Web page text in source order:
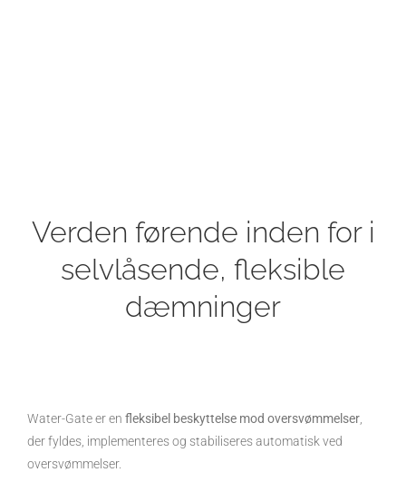
Verden førende inden for i
selvlåsende, fleksible
dæmninger
Water-Gate er en fleksibel beskyttelse mod oversvømmelser
der fyldes, implementeres og stabiliseres automatisk ved
oversvømmelser.